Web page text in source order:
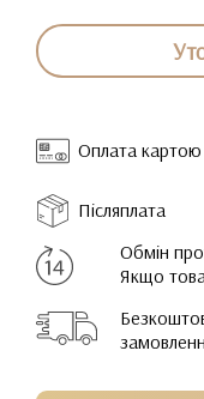
Оплата картою
Післяплата
Обмін
Якщо